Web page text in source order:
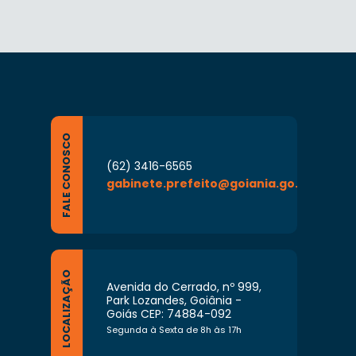
FALE CONOSCO
(62) 3416-6565
gabinete.prefeito@goiania.go.gov.br
LOCALIZAÇÃO
Avenida do Cerrado, nº 999,
Park Lozandes, Goiânia -
Goiás CEP: 74884-092
Segunda à Sexta de 8h às 17h